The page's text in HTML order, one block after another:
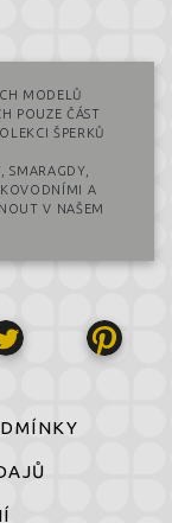
MODELŮ
POUZE ČÁST
ŠPERKŮ
SMARAGDY,
A
V NAŠEM